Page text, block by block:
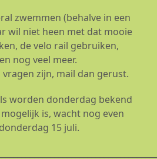
zwemmen (behalve in een
wil niet heen met dat mooie
de velo rail gebruiken,
nog veel meer.
zijn, mail dan gerust.
worden donderdag bekend
is, wacht nog even
15 juli.